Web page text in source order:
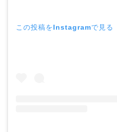
この投稿をInstagramで見る